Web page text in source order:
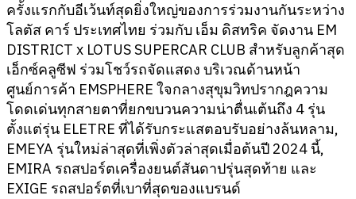
ครั้งแรกกับอีเว้นท์สุดยิ่งใหญ่ของการร่วมงานกันระหว่าง
โลตัส คาร์ ประเทศไทย ร่วมกับ เอ็ม ดิสทริค จัดงาน EM
DISTRICT x LOTUS SUPERCAR CLUB สำหรับลูกค้าสุด
เอ็กซ์คลูซีฟ ร่วมโชว์รถจัดแสดง บริเวณด้านหน้า
ศูนย์การค้า EMSPHERE ใจกลางสุขุมวิทปรากฎความ
โดดเด่นทุกสายตาที่ยกขบวนความน่าตื่นเต้นถึง 4 รุ่น
ตั้งแต่รุ่น ELETRE ที่ได้รับกระแสตอบรับอย่างล้นหลาม,
EMEYA รุ่นใหม่ล่าสุดที่เพิ่งตัวล่าสุดเมื่อต้นปี 2024 นี้,
EMIRA รถสปอร์ตเครื่องยนต์สันดาปรุ่นสุดท้าย และ
EXIGE รถสปอร์ตที่เบาที่สุดของแบรนด์